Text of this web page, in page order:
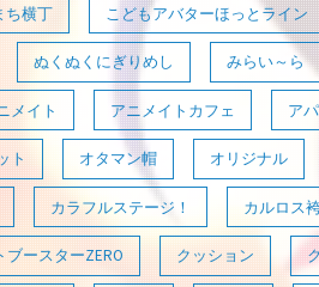
ち横丁 こどもアバターほっとライン
ぬくぬくにぎりめし みらい～ら
メイト アニメイトカフェ ア
ト オタマン帽 オリジナル
カラフルステージ！ カルロス
ブースターZERO クッション